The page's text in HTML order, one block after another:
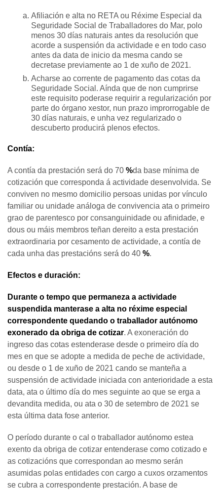
Afiliación e alta no RETA ou Réxime Especial da
Seguridade Social de Traballadores do Mar, polo
menos 30 días naturais antes da resolución que
acorde a suspensión da actividade e en todo caso
antes da data de inicio da mesma cando se
decretase previamente ao 1 de xuño de 2021.
Acharse ao corrente de pagamento das cotas da
Seguridade Social. Aínda que de non cumprirse
este requisito poderase requirir a regularización por
parte do órgano xestor, nun prazo improrrogable de
30 días naturais, e unha vez regularizado o
descuberto producirá plenos efectos.
Contía:
A contía da prestación será do 70 %da base mínima de
cotización que corresponda á actividade desenvolvida. Se
conviven no mesmo domicilio persoas unidas por vínculo
familiar ou unidade análoga de convivencia ata o primeiro
grao de parentesco por consanguinidade ou afinidade, e
dous ou máis membros teñan dereito a esta prestación
extraordinaria por cesamento de actividade, a contía de
cada unha das prestacións será do 40 %.
Efectos e duración:
Durante o tempo que permaneza a actividade
suspendida manterase a alta no réxime especial
correspondente quedando o traballador autónomo
exonerado da obriga de cotizar. A exoneración do
ingreso das cotas estenderase desde o primeiro día do
mes en que se adopte a medida de peche de actividade,
ou desde o 1 de xuño de 2021 cando se manteña a
suspensión de actividade iniciada con anterioridade a esta
data, ata o último día do mes seguinte ao que se erga a
devandita medida, ou ata o 30 de setembro de 2021 se
esta última data fose anterior.
O período durante o cal o traballador autónomo estea
exento da obriga de cotizar entenderase como cotizado e
as cotizacións que correspondan ao mesmo serán
asumidas polas entidades con cargo a cuxos orzamentos
se cubra a correspondente prestación. A base de